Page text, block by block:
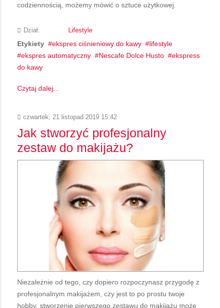
codziennością, możemy mówić o sztuce użytkowej.
Dział: Lifestyle
Etykiety ekspres ciśnieniowy do kawy
lifestyle
ekspres automatyczny
Nescafe Dolce Husto
ekspress
do kawy
Czytaj dalej...
czwartek, 21 listopad 2019 15:42
Jak stworzyć profesjonalny
zestaw do makijażu?
Niezależnie od tego, czy dopiero rozpoczynasz przygodę z
profesjonalnym makijażem, czy jest to po prostu twoje
hobby, stworzenie pierwszego zestawu do makijażu może